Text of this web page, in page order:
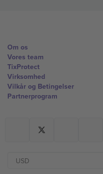
Om os
Vores team
TixProtect
Virksomhed
Vilkår og Betingelser
Partnerprogram